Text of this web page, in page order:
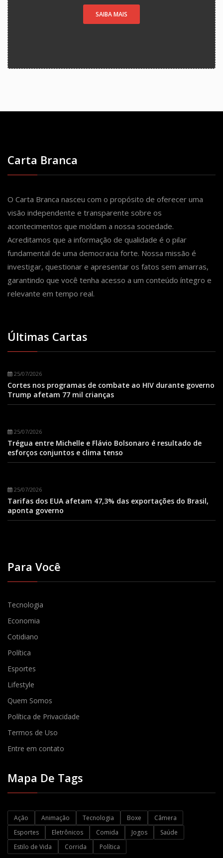
SAIBA MAIS
Carta Branca
O Carta Branca nasceu com o propósito de oferecer uma
visão independente e transparente sobre os
acontecimentos que moldam a nossa sociedade.
Acreditamos que a informação de qualidade é o pilar
fundamental de uma democracia forte. Nossa missão é
investigar, questionar e apresentar os fatos sem amarras,
garantindo que você tenha acesso a um conteúdo íntegro e
relevante em tempo real.
Últimas Cartas
25/07/2026
Cortes nos programas de combate ao HIV durante governo
Trump afetam 77 mil crianças
25/07/2026
Trégua entre Michelle e Flávio Bolsonaro é resultado de
esforços conjuntos e clima tenso
25/07/2026
Tarifas dos EUA afetam 47,3% das exportações do Brasil,
aponta governo
Para Você
Tecnologia
Economia
Cotidiano
Política
Esportes
Lifestyle
Quem Somos
Política de Privacidade
Termos de Uso
Entre em contato
Mapa De Tags
Ação Animação Tecnologia Boxe
Câmera
Esportes
Eletrônicos Comida Jogos
Saúde
Estilo de Vida
Corrida Política